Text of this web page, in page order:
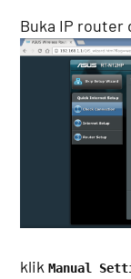
Buka IP router
klikManual